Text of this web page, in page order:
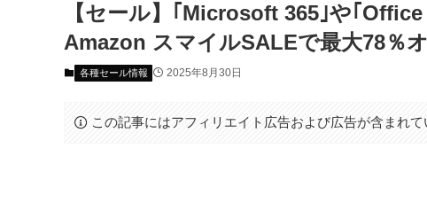
【セール】｢Microsoft 365｣や｢
Amazon スマイルSALEで最大78％
各種セール情報 2025年8月30日
この記事にはアフィリエイト広告および広告が含まれて